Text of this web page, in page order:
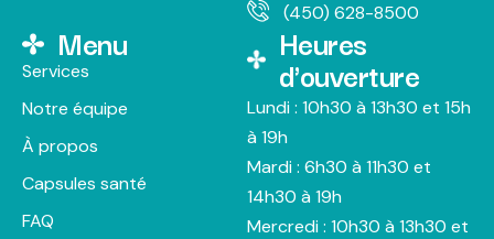
(450) 628-8500
Menu
Services
Notre équipe
À propos
Capsules santé
FAQ
Heures
d'ouverture
Lundi : 10h30 à 13h30 et 15h
à 19h
Mardi : 6h30 à 11h30 et
14h30 à 19h
Mercredi : 10h30 à 13h30 et